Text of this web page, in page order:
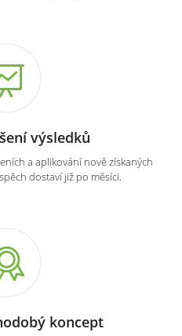
výsledků
a aplikování nově získaných
dostaví již po měsíci.
koncept